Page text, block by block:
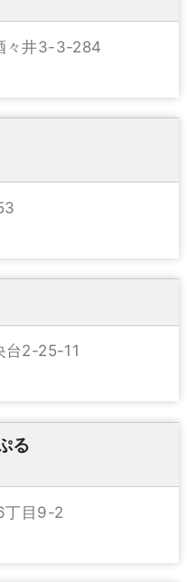
々井3-3-284
台2-25-11
る
丁目9-2